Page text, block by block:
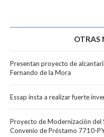
OTRAS
Presentan proyecto de
Fernando de la Mora
Essap insta a realizar fuerte
Proyecto de Modernización del
Convenio de Préstamo 7710-